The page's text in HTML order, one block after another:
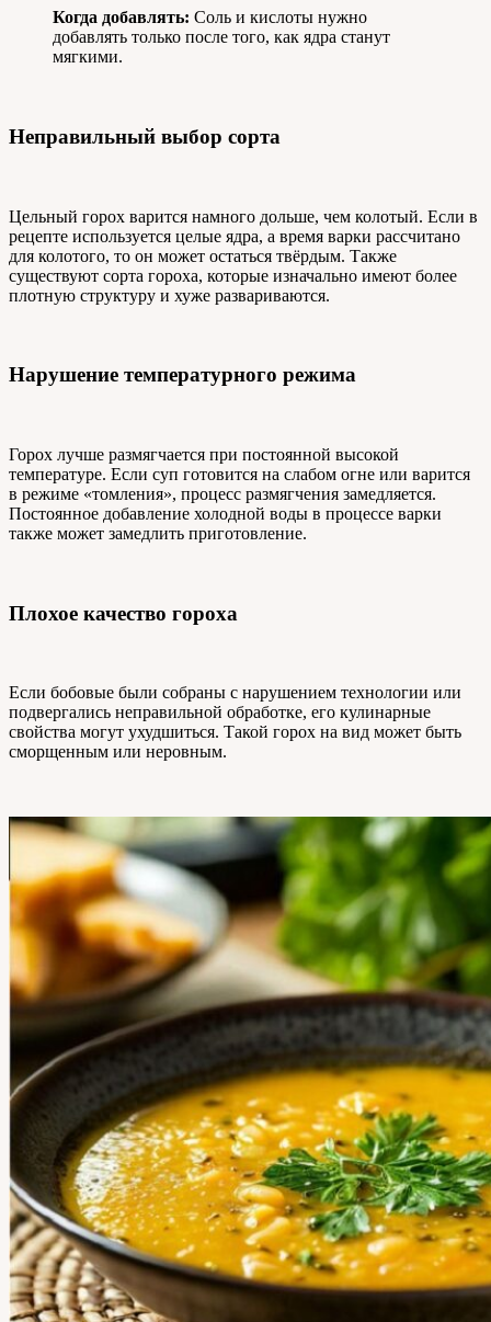
Когда добавлять: Соль и кислоты нужно
добавлять только после того, как ядра станут
мягкими.
Неправильный выбор сорта
Цельный горох варится намного дольше, чем колотый. Если в
рецепте используется целые ядра, а время варки рассчитано
для колотого, то он может остаться твёрдым. Также
существуют сорта гороха, которые изначально имеют более
плотную структуру и хуже развариваются.
Нарушение температурного режима
Горох лучше размягчается при постоянной высокой
температуре. Если суп готовится на слабом огне или варится
в режиме «томления», процесс размягчения замедляется.
Постоянное добавление холодной воды в процессе варки
также может замедлить приготовление.
Плохое качество гороха
Если бобовые были собраны с нарушением технологии или
подвергались неправильной обработке, его кулинарные
свойства могут ухудшиться. Такой горох на вид может быть
сморщенным или неровным.